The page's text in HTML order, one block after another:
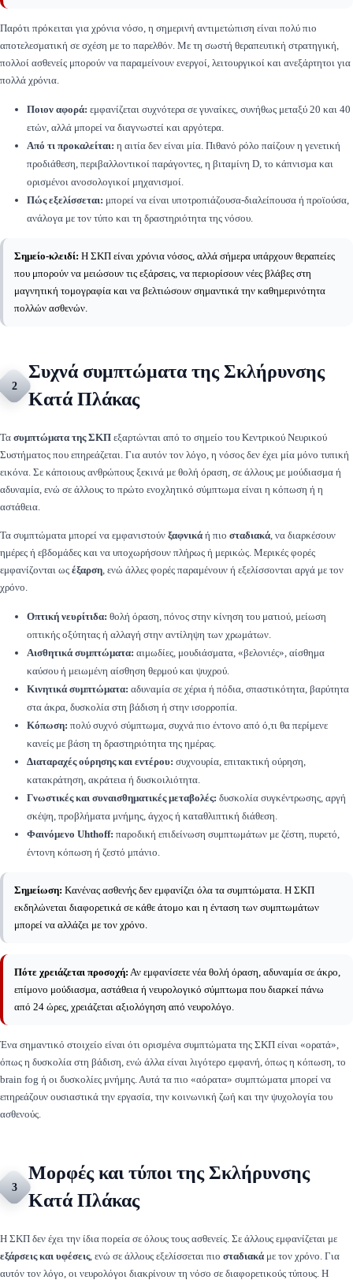
Παρότι πρόκειται για χρόνια νόσο, η σημερινή αντιμετώπιση είναι πολύ πιο
αποτελεσματική σε σχέση με το παρελθόν. Με τη σωστή θεραπευτική στρατηγική,
πολλοί ασθενείς μπορούν να παραμείνουν ενεργοί, λειτουργικοί και ανεξάρτητοι για
πολλά χρόνια.
Ποιον αφορά: εμφανίζεται συχνότερα σε γυναίκες, συνήθως μεταξύ 20 και 40
ετών, αλλά μπορεί να διαγνωστεί και αργότερα.
Από τι προκαλείται: η αιτία δεν είναι μία. Πιθανό ρόλο παίζουν η γενετική
προδιάθεση, περιβαλλοντικοί παράγοντες, η βιταμίνη D, το κάπνισμα και
ορισμένοι ανοσολογικοί μηχανισμοί.
Πώς εξελίσσεται: μπορεί να είναι υποτροπιάζουσα-διαλείπουσα ή προϊούσα,
ανάλογα με τον τύπο και τη δραστηριότητα της νόσου.
Σημείο-κλειδί: Η ΣΚΠ είναι χρόνια νόσος, αλλά σήμερα υπάρχουν θεραπείες
που μπορούν να μειώσουν τις εξάρσεις, να περιορίσουν νέες βλάβες στη
μαγνητική τομογραφία και να βελτιώσουν σημαντικά την καθημερινότητα
πολλών ασθενών.
2
Συχνά συμπτώματα της Σκλήρυνσης
Κατά Πλάκας
Τα συμπτώματα της ΣΚΠ εξαρτώνται από το σημείο του Κεντρικού Νευρικού
Συστήματος που επηρεάζεται. Για αυτόν τον λόγο, η νόσος δεν έχει μία μόνο τυπική
εικόνα. Σε κάποιους ανθρώπους ξεκινά με θολή όραση, σε άλλους με μούδιασμα ή
αδυναμία, ενώ σε άλλους το πρώτο ενοχλητικό σύμπτωμα είναι η κόπωση ή η
αστάθεια.
Τα συμπτώματα μπορεί να εμφανιστούν ξαφνικά ή πιο σταδιακά, να διαρκέσουν
ημέρες ή εβδομάδες και να υποχωρήσουν πλήρως ή μερικώς. Μερικές φορές
εμφανίζονται ως έξαρση, ενώ άλλες φορές παραμένουν ή εξελίσσονται αργά με τον
χρόνο.
Οπτική νευρίτιδα: θολή όραση, πόνος στην κίνηση του ματιού, μείωση
οπτικής οξύτητας ή αλλαγή στην αντίληψη των χρωμάτων.
Αισθητικά συμπτώματα: αιμωδίες, μουδιάσματα, «βελονιές», αίσθημα
καύσου ή μειωμένη αίσθηση θερμού και ψυχρού.
Κινητικά συμπτώματα: αδυναμία σε χέρια ή πόδια, σπαστικότητα, βαρύτητα
στα άκρα, δυσκολία στη βάδιση ή στην ισορροπία.
Κόπωση: πολύ συχνό σύμπτωμα, συχνά πιο έντονο από ό,τι θα περίμενε
κανείς με βάση τη δραστηριότητα της ημέρας.
Διαταραχές ούρησης και εντέρου: συχνουρία, επιτακτική ούρηση,
κατακράτηση, ακράτεια ή δυσκοιλιότητα.
Γνωστικές και συναισθηματικές μεταβολές: δυσκολία συγκέντρωσης, αργή
σκέψη, προβλήματα μνήμης, άγχος ή καταθλιπτική διάθεση.
Φαινόμενο Uhthoff: παροδική επιδείνωση συμπτωμάτων με ζέστη, πυρετό,
έντονη κόπωση ή ζεστό μπάνιο.
Σημείωση: Κανένας ασθενής δεν εμφανίζει όλα τα συμπτώματα. Η ΣΚΠ
εκδηλώνεται διαφορετικά σε κάθε άτομο και η ένταση των συμπτωμάτων
μπορεί να αλλάζει με τον χρόνο.
Πότε χρειάζεται προσοχή: Αν εμφανίσετε νέα θολή όραση, αδυναμία σε άκρο,
επίμονο μούδιασμα, αστάθεια ή νευρολογικό σύμπτωμα που διαρκεί πάνω
από 24 ώρες, χρειάζεται αξιολόγηση από νευρολόγο.
Ένα σημαντικό στοιχείο είναι ότι ορισμένα συμπτώματα της ΣΚΠ είναι «ορατά»,
όπως η δυσκολία στη βάδιση, ενώ άλλα είναι λιγότερο εμφανή, όπως η κόπωση, το
brain fog ή οι δυσκολίες μνήμης. Αυτά τα πιο «αόρατα» συμπτώματα μπορεί να
επηρεάζουν ουσιαστικά την εργασία, την κοινωνική ζωή και την ψυχολογία του
ασθενούς.
3
Μορφές και τύποι της Σκλήρυνσης
Κατά Πλάκας
Η ΣΚΠ δεν έχει την ίδια πορεία σε όλους τους ασθενείς. Σε άλλους εμφανίζεται με
εξάρσεις και υφέσεις, ενώ σε άλλους εξελίσσεται πιο σταδιακά με τον χρόνο. Για
αυτόν τον λόγο, οι νευρολόγοι διακρίνουν τη νόσο σε διαφορετικούς τύπους. Η